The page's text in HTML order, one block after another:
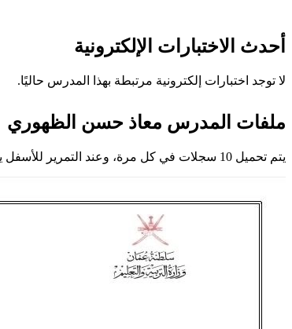
أحدث الاختبارات الإلكترونية
لا توجد اختبارات إلكترونية مرتبطة بهذا المدرس حاليًا.
ملفات المدرس معاذ حسن الظهوري
يتم تحميل 10 سجلات في كل مرة، وعند التمرير للأسفل يتم تحميل المزيد تلقائيًا.